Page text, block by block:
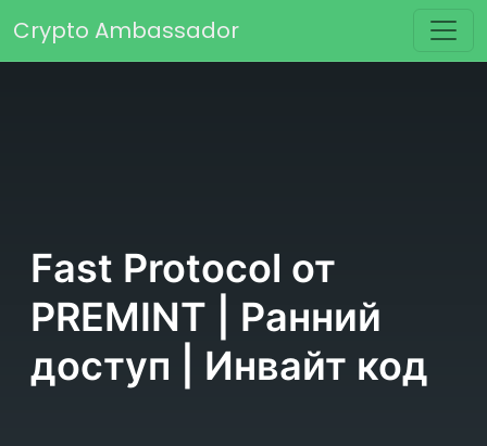
Основная навигация
Crypto Ambassador
Fast Protocol от
PREMINT | Ранний
доступ | Инвайт код